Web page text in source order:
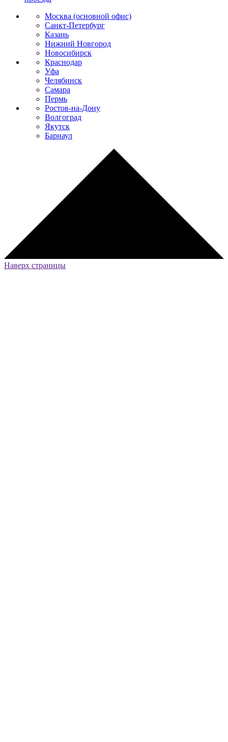
Москва (основной офис)
Санкт-Петербург
Казань
Нижний Новгород
Новосибирск
Краснодар
Уфа
Челябинск
Самара
Пермь
Ростов-на-Дону
Волгоград
Якутск
Барнаул
Наверх страницы